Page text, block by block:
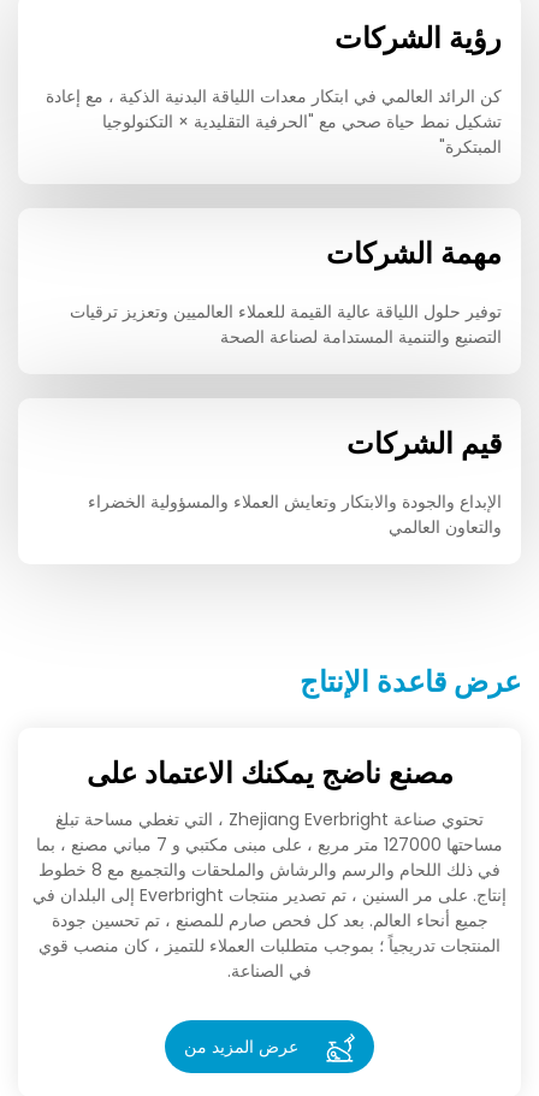
رؤية الشركات
كن الرائد العالمي في ابتكار معدات اللياقة البدنية الذكية ، مع إعادة
تشكيل نمط حياة صحي مع "الحرفية التقليدية × التكنولوجيا
المبتكرة"
مهمة الشركات
توفير حلول اللياقة عالية القيمة للعملاء العالميين وتعزيز ترقيات
التصنيع والتنمية المستدامة لصناعة الصحة
قيم الشركات
الإبداع والجودة والابتكار وتعايش العملاء والمسؤولية الخضراء
والتعاون العالمي
عرض قاعدة الإنتاج
مصنع ناضج يمكنك الاعتماد على
تحتوي صناعة Zhejiang Everbright ، التي تغطي مساحة تبلغ
مساحتها 127000 متر مربع ، على مبنى مكتبي و 7 مباني مصنع ، بما
في ذلك اللحام والرسم والرشاش والملحقات والتجميع مع 8 خطوط
إنتاج. على مر السنين ، تم تصدير منتجات Everbright إلى البلدان في
جميع أنحاء العالم. بعد كل فحص صارم للمصنع ، تم تحسين جودة
المنتجات تدريجياً ؛ بموجب متطلبات العملاء للتميز ، كان منصب قوي
في الصناعة.
عرض المزيد من